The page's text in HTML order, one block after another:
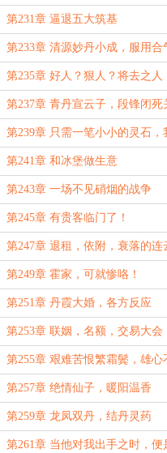
第231章 逼退五大筑基
第233章 清源妙丹小成，服用合
丹
第235章 好人？狠人？将去之人
第237章 青丹宣云子，段锋闭死
第239章 只需一笔小小的灵石，
帮你做了他们！
第241章 和冰堡做生意
第243章 一场不见硝烟的战争
第245章 有贵客临门了！
第247章 退租，依附，衰落的连
商盟
第249章 霍家，可就惨咯！
第251章 丹霞大婚，各方反应
第253章 联姻，名额，交易大会
捡漏
第255章 艰难苦恨繁霜鬓，雄心
绝结金丹
第257章 绝情仙子，暖阳温香
第259章 龙凤双丹，结丹灵药
第261章 当他对我出手之时，便